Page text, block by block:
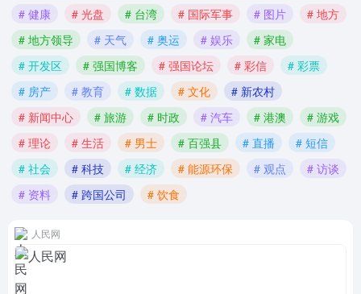
# 健康
# 光盘 # 台湾 # 国际军事 # 图片
# 地方
# 地方领导
# 天气 # 奥运 # 娱乐
# 家电
# 开发区
# 强国博客 # 强国论坛 # 彩信
# 彩票
# 房产
# 教育 # 数据 # 文化
# 新农村
# 新闻中心
# 旅游 # 时政 # 汽车 # 港澳
# 游戏
# 理论
# 生活 # 男士 # 百强县 # 直播
# 短信
# 社会
# 科技 # 经济 # 能源环保 # 观点
# 访谈
# 资料
# 跨国公司 # 饮食
人民网